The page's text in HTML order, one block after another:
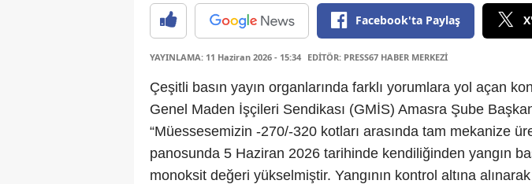
Facebook'ta Paylaş
YAYINLAMA: 11 Haziran 2026 - 15:34 EDİTÖR: PRESS67 HABER MERKEZİ
Çeşitli basın yayın organlarında farklı yorumlara yol açan
Genel Maden İşçileri Sendikası (GMİS) Amasra Şube
“Müessesemizin -270/-320 kotları arasında tam mekanize
panosunda 5 Haziran 2026 tarihinde kendiliğinden yangın
monoksit değeri yükselmiştir. Yangının kontrol altına